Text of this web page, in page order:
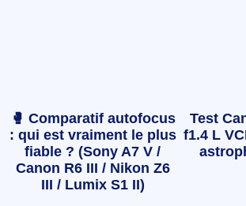
🥊 Comparatif autofocus
: qui est vraiment le plus
fiable ? (Sony A7 V /
Canon R6 III / Nikon Z6
III / Lumix S1 II)
Test
f1.4 L